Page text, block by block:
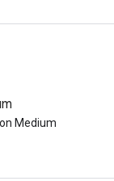
Medium